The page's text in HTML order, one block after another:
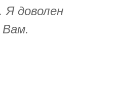
Я доволен
Вам.